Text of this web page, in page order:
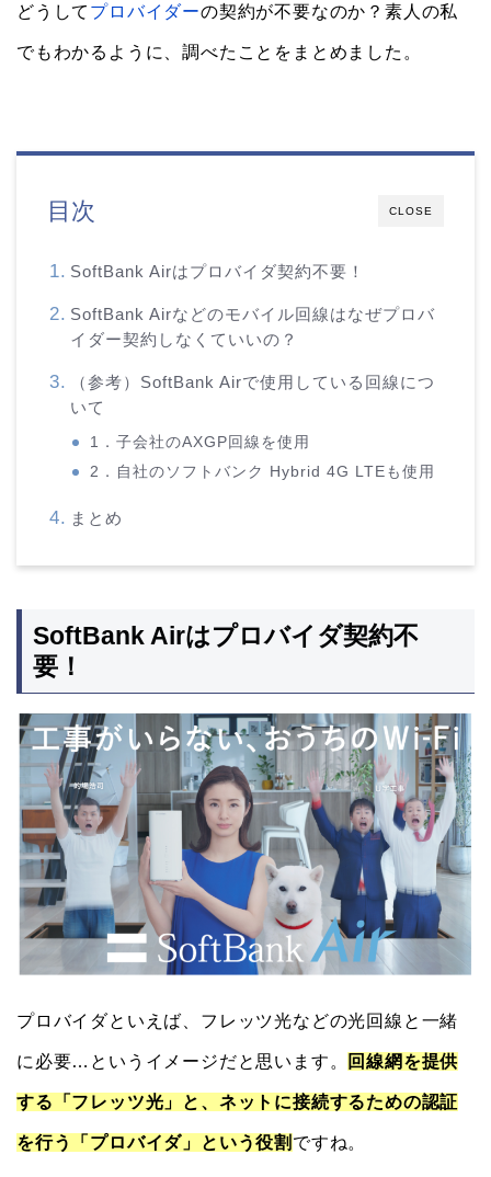
どうして プロバイダーの契約が不要なのか？素人の私
でもわかるように、調べたことをまとめました。
CLOSE
目次
SoftBank Airはプロバイダ契約不要！
SoftBank Airなどのモバイル回線はなぜプロバ
イダー契約しなくていいの？
（参考）SoftBank Airで使用している回線につ
いて
1．子会社のAXGP回線を使用
2．自社のソフトバンク Hybrid 4G LTEも使用
まとめ
SoftBank Airはプロバイダ契約不
要！
プロバイダといえば、フレッツ光などの光回線と一緒
に必要…というイメージだと思います。 回線網を提供
する「フレッツ光」と、ネットに接続するための認証
を行う「プロバイダ」という役割 ですね。